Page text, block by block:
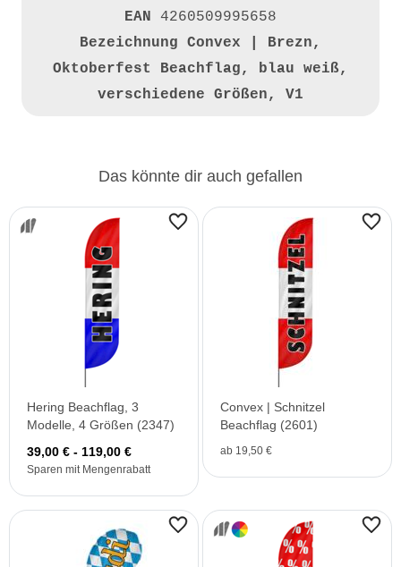
EAN 4260509995658
Bezeichnung Convex | Brezn,
Oktoberfest Beachflag, blau weiß,
verschiedene Größen, V1
Das könnte dir auch gefallen
Hering Beachflag, 3
Modelle, 4 Größen (2347)
39,00 € - 119,00 €
Sparen mit Mengenrabatt
Convex | Schnitzel
Beachflag (2601)
ab 19,50 €